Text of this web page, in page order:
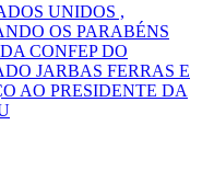
UNIDOS ,
OS PARABÉNS
CONFEP DO
JARBAS FERRAS E
AO PRESIDENTE DA